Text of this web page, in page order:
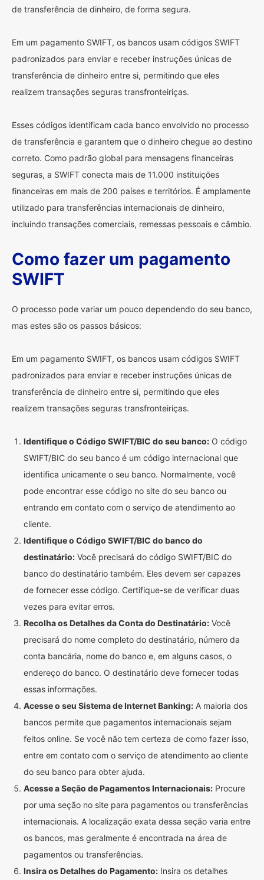
de transferência de dinheiro, de forma segura.
Em um pagamento SWIFT, os bancos usam códigos SWIFT
padronizados para enviar e receber instruções únicas de
transferência de dinheiro entre si, permitindo que eles
realizem transações seguras transfronteiriças.
Esses códigos identificam cada banco envolvido no processo
de transferência e garantem que o dinheiro chegue ao destino
correto. Como padrão global para mensagens financeiras
seguras, a SWIFT conecta mais de 11.000 instituições
financeiras em mais de 200 países e territórios. É amplamente
utilizado para transferências internacionais de dinheiro,
incluindo transações comerciais, remessas pessoais e câmbio.
Como fazer um pagamento
SWIFT
O processo pode variar um pouco dependendo do seu banco,
mas estes são os passos básicos:
Em um pagamento SWIFT, os bancos usam códigos SWIFT
padronizados para enviar e receber instruções únicas de
transferência de dinheiro entre si, permitindo que eles
realizem transações seguras transfronteiriças.
Identifique o Código SWIFT/BIC do seu banco: O código
SWIFT/BIC do seu banco é um código internacional que
identifica unicamente o seu banco. Normalmente, você
pode encontrar esse código no site do seu banco ou
entrando em contato com o serviço de atendimento ao
cliente.
Identifique o Código SWIFT/BIC do banco do
destinatário: Você precisará do código SWIFT/BIC do
banco do destinatário também. Eles devem ser capazes
de fornecer esse código. Certifique-se de verificar duas
vezes para evitar erros.
Recolha os Detalhes da Conta do Destinatário: Você
precisará do nome completo do destinatário, número da
conta bancária, nome do banco e, em alguns casos, o
endereço do banco. O destinatário deve fornecer todas
essas informações.
Acesse o seu Sistema de Internet Banking: A maioria dos
bancos permite que pagamentos internacionais sejam
feitos online. Se você não tem certeza de como fazer isso,
entre em contato com o serviço de atendimento ao cliente
do seu banco para obter ajuda.
Acesse a Seção de Pagamentos Internacionais: Procure
por uma seção no site para pagamentos ou transferências
internacionais. A localização exata dessa seção varia entre
os bancos, mas geralmente é encontrada na área de
pagamentos ou transferências.
Insira os Detalhes do Pagamento: Insira os detalhes